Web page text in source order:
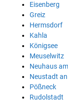
Eisenberg
Greiz
Hermsdorf
Kahla
Königsee
Meuselwitz
Neuhaus
Neustadt
Pößneck
Rudolstadt